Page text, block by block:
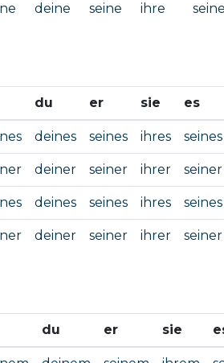
deine seine ihre
du er sie es
deines seines ihres seines
deiner seiner ihrer seiner
deines seines ihres seines
deiner seiner ihrer seiner
du er sie